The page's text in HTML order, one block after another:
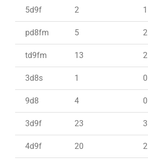
5d9f 2 1
pd8fm 5 2
td9fm 13 2
3d8s 1 0
9d8 4 0
3d9f 23 3
4d9f 20 2